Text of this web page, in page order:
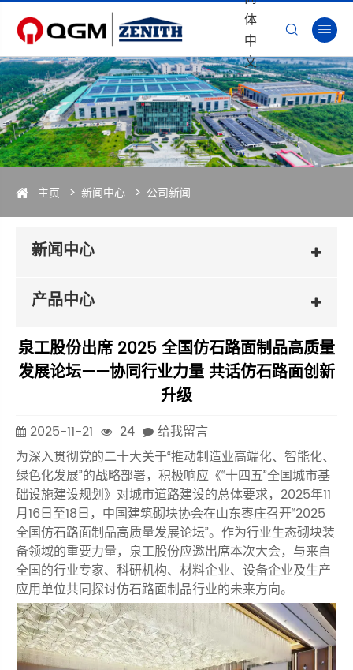
体
中
文
 
主页 新闻中心 公司新闻
新闻中心
产品中心
泉工股份出席 2025 全国仿石路面制品高质量
发展论坛——协同行业力量 共话仿石路面创新
升级
2025-11-21 24
给我留言
为深入贯彻党的二十大关于“推动制造业高端化、智能化、
绿色化发展”的战略部署，积极响应《“十四五”全国城市基
础设施建设规划》对城市道路建设的总体要求，2025年11
月16日至18日，中国建筑砌块协会在山东枣庄召开“2025
全国仿石路面制品高质量发展论坛”。作为行业生态砌块装
备领域的重要力量，泉工股份应邀出席本次大会，与来自
全国的行业专家、科研机构、材料企业、设备企业及生产
应用单位共同探讨仿石路面制品行业的未来方向。